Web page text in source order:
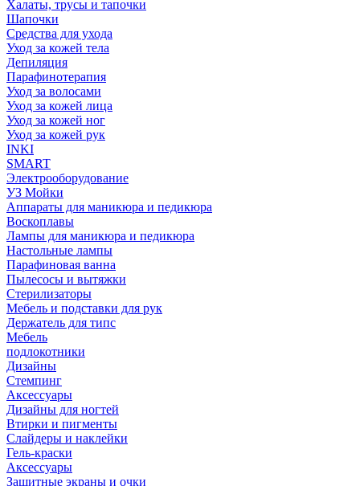
Халаты, трусы и тапочки
Шапочки
Средства для ухода
Уход за кожей тела
Депиляция
Парафинотерапия
Уход за волосами
Уход за кожей лица
Уход за кожей ног
Уход за кожей рук
INKI
SMART
Электрооборудование
УЗ Мойки
Аппараты для маникюра и педикюра
Воскоплавы
Лампы для маникюра и педикюра
Настольные лампы
Парафиновая ванна
Пылесосы и вытяжки
Стерилизаторы
Мебель и подставки для рук
Держатель для типс
Мебель
подлокотники
Дизайны
Стемпинг
Аксессуары
Дизайны для ногтей
Втирки и пигменты
Слайдеры и наклейки
Гель-краски
Аксессуары
Защитные экраны и очки